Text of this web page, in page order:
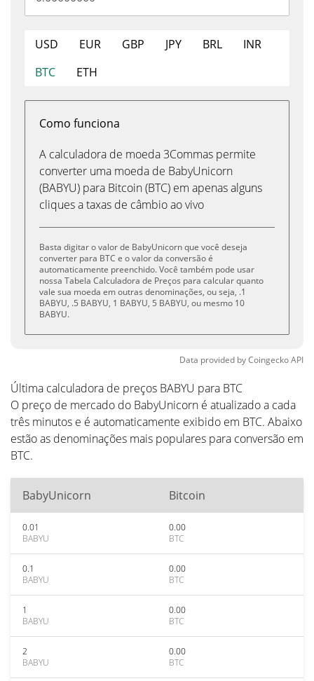
USD EUR GBP JPY BRL
INR
BTC
ETH
Como funciona
A calculadora de moeda 3Commas permite
converter uma moeda de BabyUnicorn
(BABYU) para Bitcoin (BTC) em apenas alguns
cliques a taxas de câmbio ao vivo
Basta digitar o valor de BabyUnicorn que você deseja
converter para BTC e o valor da conversão é
automaticamente preenchido. Você também pode usar
nossa Tabela Calculadora de Preços para calcular quanto
vale sua moeda em outras denominações, ou seja, .1
BABYU, .5 BABYU, 1 BABYU, 5 BABYU, ou mesmo 10
BABYU.
Data provided byCoingeckoAPI
Última calculadora de preços BABYU para BTC
O preço de mercado do BabyUnicorn é atualizado a cada
três minutos e é automaticamente exibido em BTC. Abaixo
estão as denominações mais populares para conversão em
BTC.
BabyUnicorn Bitcoin
0.01
BABYU
0.00
BTC
0.1
BABYU
0.00
BTC
1
BABYU
0.00
BTC
2
BABYU
0.00
BTC